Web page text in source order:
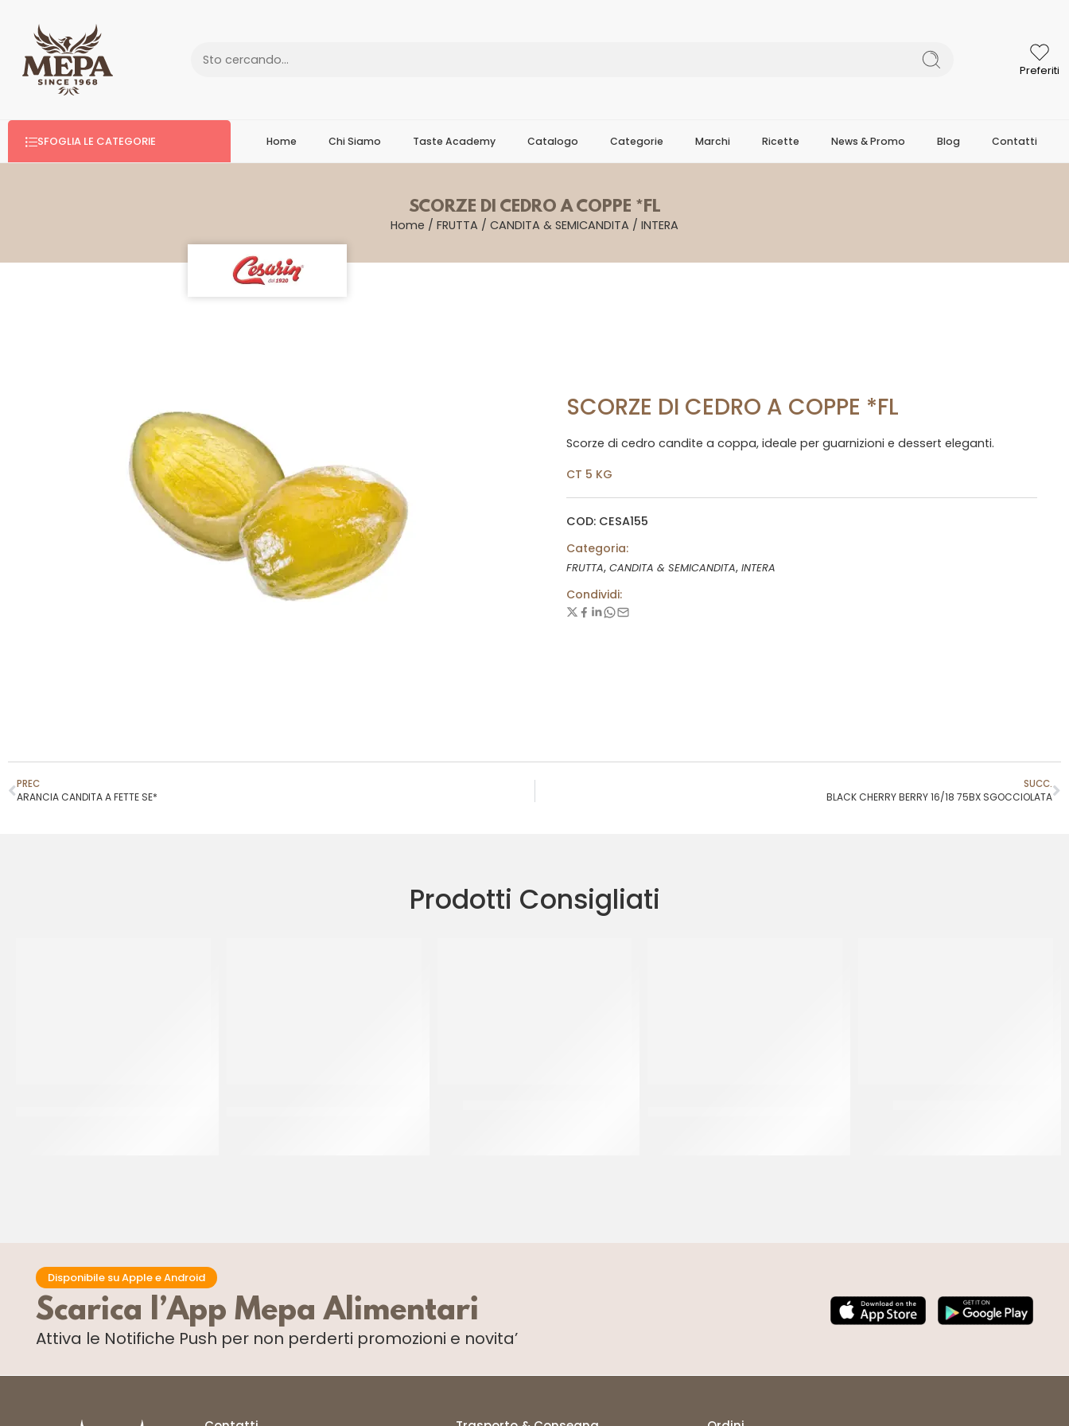
Preferiti
SFOGLIA LE CATEGORIE Home Chi Siamo Taste Academy Catalogo Categorie Marchi Ricette News & Promo Blog Contatti
SCORZE DI CEDRO A COPPE *FL
Home / FRUTTA / CANDITA & SEMICANDITA / INTERA
SCORZE DI CEDRO A COPPE *FL
Scorze di cedro candite a coppa, ideale per guarnizioni e dessert eleganti.
CT 5 KG
COD: CESA155
Categoria:
FRUTTA, CANDITA & SEMICANDITA, INTERA
Condividi:
PREC
ARANCIA CANDITA A FETTE SE*
SUCC.
BLACK CHERRY BERRY 16/18 75BX SGOCCIOLATA
Prodotti Consigliati
Disponibile su Apple e Android
Scarica l’App Mepa Alimentari
Attiva le Notifiche Push per non perderti promozioni e novita’